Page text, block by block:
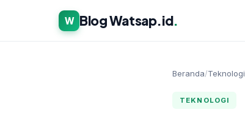
W Blog Watsap.id.
Beranda/Teknologi
TEKNOLOGI